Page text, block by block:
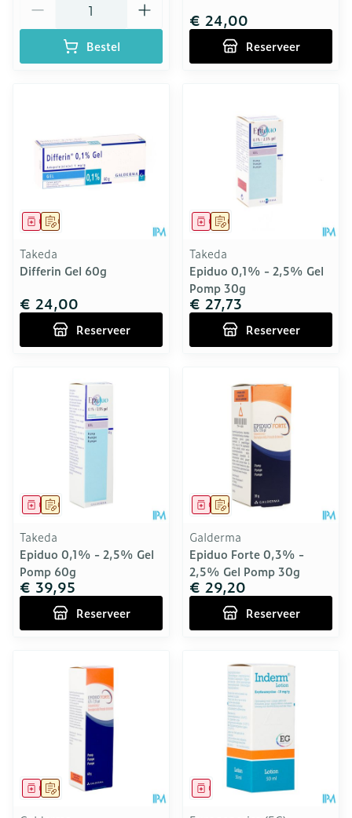
Bestel
€ 24,00
Reserveer
Op voorschrift
Geneesmiddel
Takeda
Differin Gel 60g
€ 24,00
Reserveer
Op voorschrift
Geneesmiddel
Takeda
Epiduo 0,1% - 2,5% Gel
Pomp 30g
€ 27,73
Reserveer
Op voorschrift
Geneesmiddel
Takeda
Epiduo 0,1% - 2,5% Gel
Pomp 60g
€ 39,95
Reserveer
Op voorschrift
Geneesmiddel
Galderma
Epiduo Forte 0,3% -
2,5% Gel Pomp 30g
€ 29,20
Reserveer
Op voorschrift
Geneesmiddel Geneesmiddel